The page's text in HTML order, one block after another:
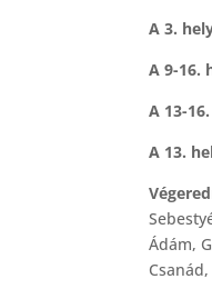
A 3.
A 9-16.
A 13-
A 13.
Ádám,